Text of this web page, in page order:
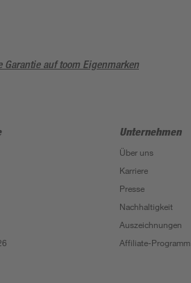
Garantie auf toom Eigenmarken
Unternehmen
Über uns
Karriere
Presse
Nachhaltigkeit
Auszeichnungen
Affiliate-Programm